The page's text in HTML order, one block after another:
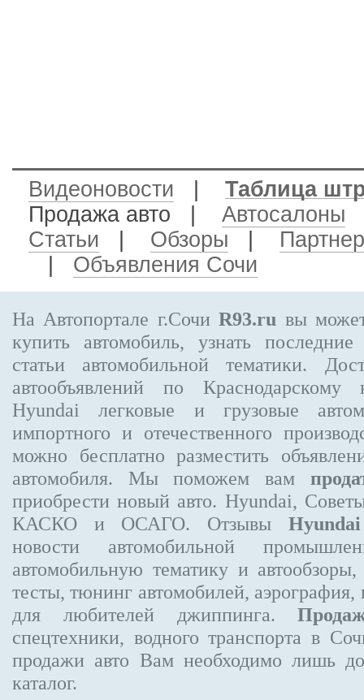
Видеоновости
Таблица
Продажа авто
Автосалоны
Статьи
Обзоры
Объявления Сочи
На Автопортале г.СочиR93.ru вы
купить автомобиль, узнать
статьи автомобильной тематики.
автообъявлений по
Hyundai легковые и грузовые
импортного и отечественного
можно бесплатно разместить
автомобиля. Мы поможем вам
приобрести новый авто. Hyundai,
КАСКО и ОСАГО. Отзывы Hyundai
новости автомобильной
автомобильную тематику и
тесты, тюнинг автомобилей,
для любителей джиппинга.
спецтехники, водного транспорта в
продажи авто Вам необходимо лишь
каталог.